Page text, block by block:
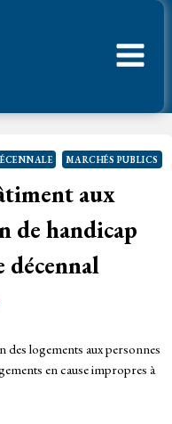
MARCHÉS PUBLICS
aux
de handicap
décennal
des logements aux personnes
en cause impropres à